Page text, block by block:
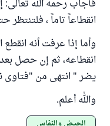
فأجاب رحمه الله تعالى:
انقطاعاً تاماً ، فلتنتظر
وأما إذا عرفت أنه
انقطاعه، ثم إن حصل
يضر " انتهى من "فتاوى نور
والله أعلم.